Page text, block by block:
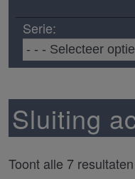
Serie:
Sluiting
Toont alle 7 resultaten